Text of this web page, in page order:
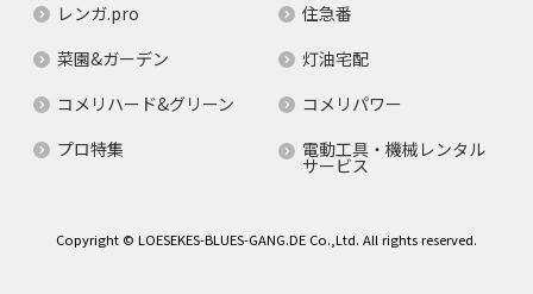
レンガ.pro
住急番
菜園&ガーデン
灯油宅配
コメリハード&グリーン
コメリパワー
プロ特集
電動工具・機械レンタル
サービス
Copyright © LOESEKES-BLUES-GANG.DE Co.,Ltd. All rights reserved.